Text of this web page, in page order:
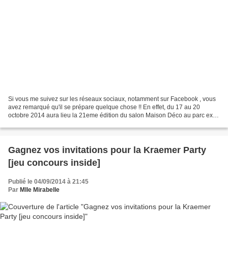
Si vous me suivez sur les réseaux sociaux, notamment sur Facebook , vous
avez remarqué qu'il se prépare quelque chose !! En effet, du 17 au 20
octobre 2014 aura lieu la 21eme édition du salon Maison Déco au parc expo
Gagnez vos invitations pour la Kraemer Party
[jeu concours inside]
Publié le 04/09/2014 à 21:45
Par Mlle Mirabelle